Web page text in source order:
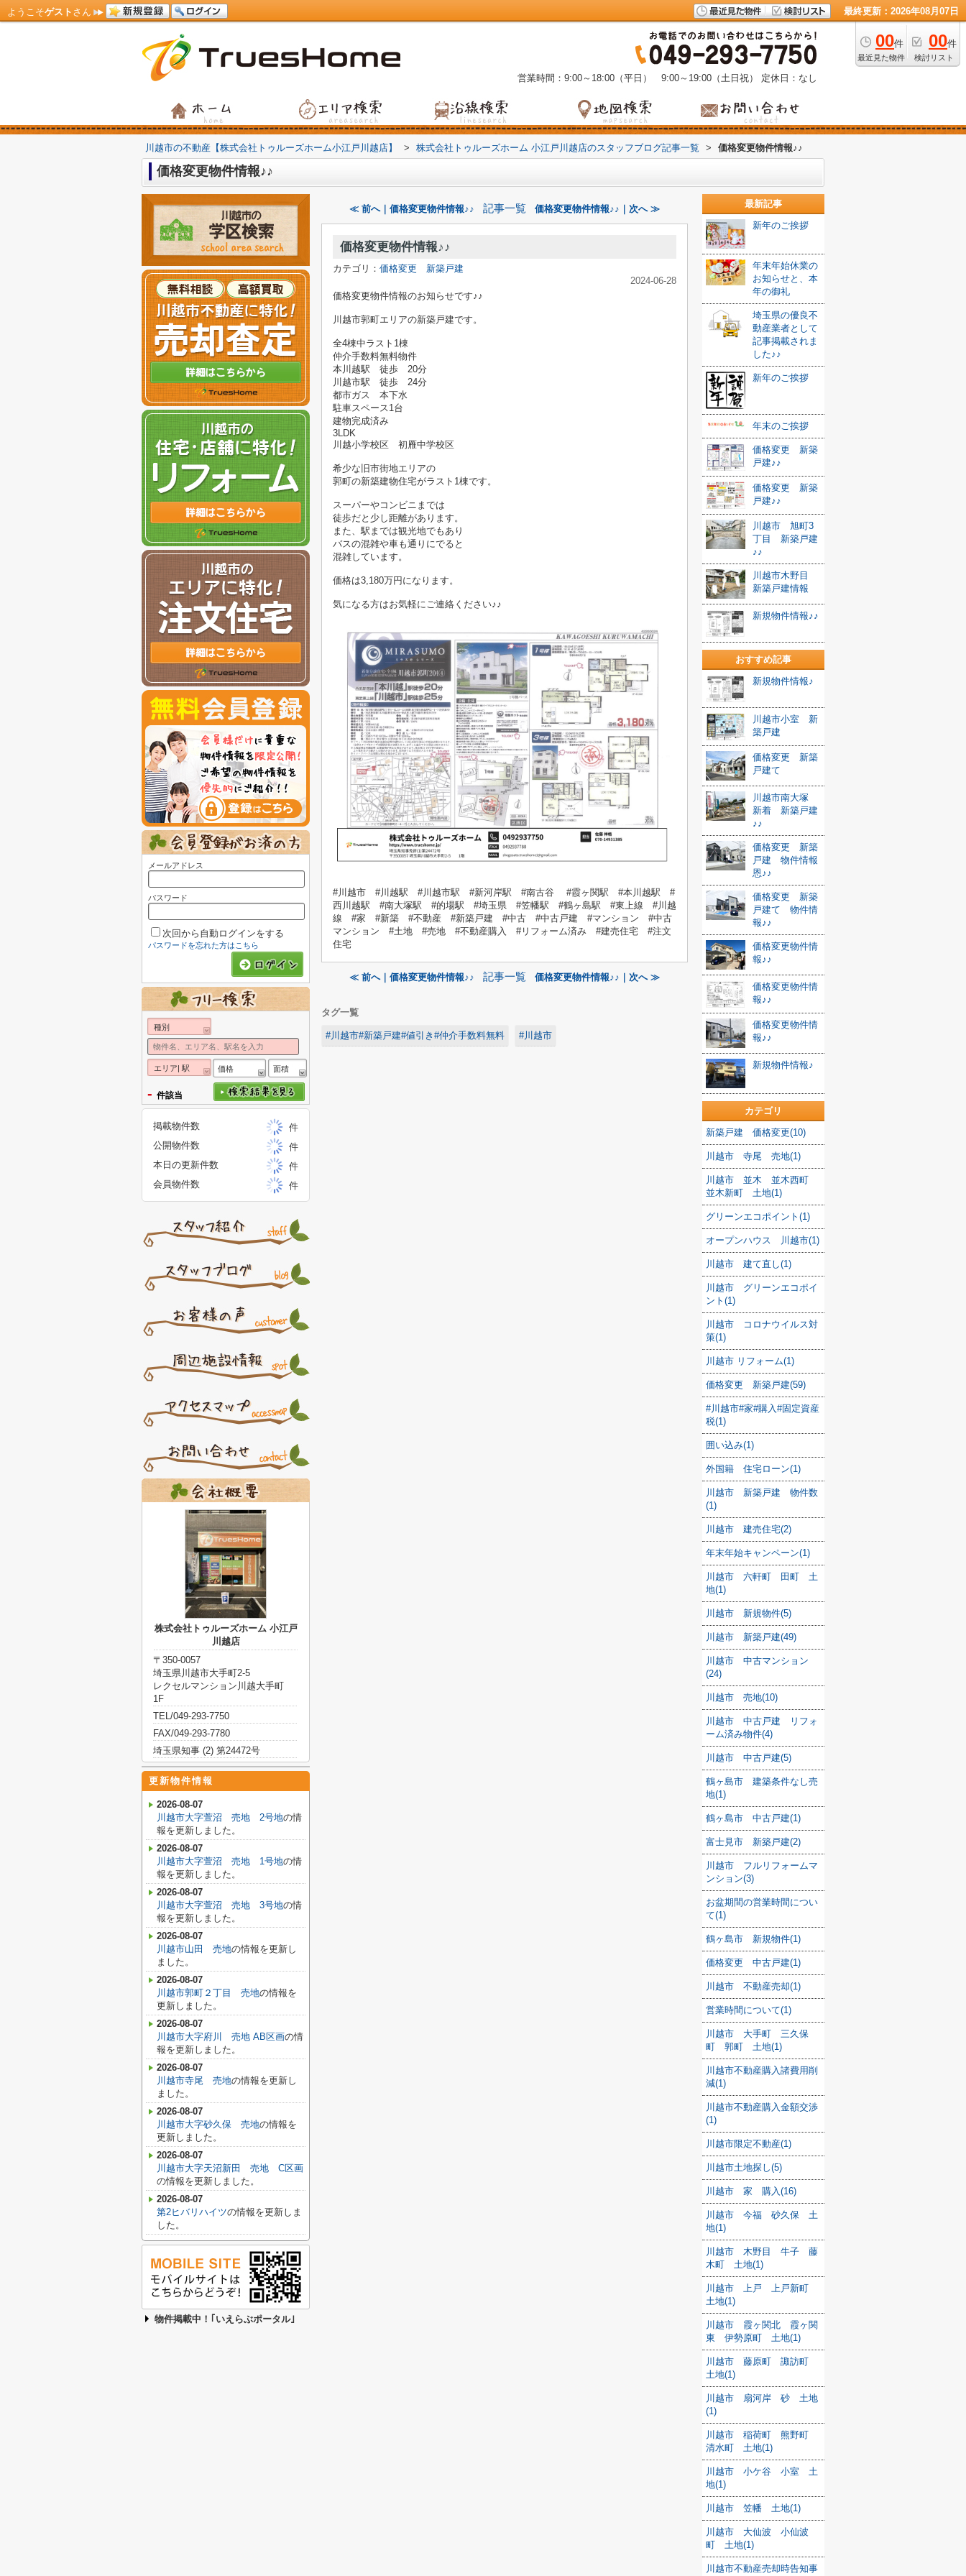
ようこそゲスト さん 最終更新：2026年08月07日
00件
最近見た物件
00件
検討リスト
営業時間：9:00～18:00（平日） 9:00～19:00（土日祝） 定休日：なし
川越市の不動産【株式会社トゥルーズホーム小江戸川越店】 > 株式会社トゥルーズホーム 小江戸川越店のスタッフブログ記事一覧 > 価格変更物件情報♪♪
価格変更物件情報♪♪
≪ 前へ｜価格変更物件情報♪♪ 記事一覧 価格変更物件情報♪♪｜次へ ≫
価格変更物件情報♪♪
カテゴリ： 価格変更 新築戸建
2024-06-28
価格変更物件情報のお知らせです♪♪
川越市郭町エリアの新築戸建です。
全4棟中ラスト1棟
仲介手数料無料物件
本川越駅 徒歩 20分
川越市駅 徒歩 24分
都市ガス 本下水
駐車スペース1台
建物完成済み
3LDK
川越小学校区 初雁中学校区
希少な旧市街地エリアの
郭町の新築建物住宅がラスト1棟です。
スーパーやコンビニまでは
徒歩だと少し距離があります。
また、駅までは観光地でもあり
バスの混雑や車も通りにでると
混雑しています。
価格は3,180万円になります。
気になる方はお気軽にご連絡ください♪♪
#川越市 #川越駅 #川越市駅 #新河岸駅 #南古谷 #霞ヶ関駅 #本川越駅 #
西川越駅 #南大塚駅 #的場駅 #埼玉県 #笠幡駅 #鶴ヶ島駅 #東上線 #川越
線 #家 #新築 #不動産 #新築戸建 #中古 #中古戸建 #マンション #中古
マンション #土地 #売地 #不動産購入 #リフォーム済み #建売住宅 #注文
住宅
≪ 前へ｜価格変更物件情報♪♪ 記事一覧 価格変更物件情報♪♪｜次へ ≫
タグ一覧
#川越市#新築戸建#値引き#仲介手数料無料 #川越市
最新記事
新年のご挨拶
年末年始休業の
お知らせと、本
年の御礼
埼玉県の優良不
動産業者として
記事掲載されま
した♪♪
新年のご挨拶
年末のご挨拶
価格変更 新築
戸建♪♪
価格変更 新築
戸建♪♪
川越市 旭町3
丁目 新築戸建
♪♪
川越市木野目
新築戸建情報
新規物件情報♪♪
おすすめ記事
新規物件情報♪
川越市小室 新
築戸建
価格変更 新築
戸建て
川越市南大塚
新着 新築戸建
♪♪
価格変更 新築
戸建 物件情報
恩♪♪
価格変更 新築
戸建て 物件情
報♪♪
価格変更物件情
報♪♪
価格変更物件情
報♪♪
価格変更物件情
報♪♪
新規物件情報♪
カテゴリ
新築戸建 価格変更(10)
川越市 寺尾 売地(1)
川越市 並木 並木西町
並木新町 土地(1)
グリーンエコポイント(1)
オープンハウス 川越市(1)
川越市 建て直し(1)
川越市 グリーンエコポイ
ント(1)
川越市 コロナウイルス対
策(1)
川越市 リフォーム(1)
価格変更 新築戸建(59)
#川越市#家#購入#固定資産
税(1)
囲い込み(1)
外国籍 住宅ローン(1)
川越市 新築戸建 物件数
(1)
川越市 建売住宅(2)
年末年始キャンペーン(1)
川越市 六軒町 田町 土
地(1)
川越市 新規物件(5)
川越市 新築戸建(49)
川越市 中古マンション
(24)
川越市 売地(10)
川越市 中古戸建 リフォ
ーム済み物件(4)
川越市 中古戸建(5)
鶴ヶ島市 建築条件なし売
地(1)
鶴ヶ島市 中古戸建(1)
富士見市 新築戸建(2)
川越市 フルリフォームマ
ンション(3)
お盆期間の営業時間につい
て(1)
鶴ヶ島市 新規物件(1)
価格変更 中古戸建(1)
川越市 不動産売却(1)
営業時間について(1)
川越市 大手町 三久保
町 郭町 土地(1)
川越市不動産購入諸費用削
減(1)
川越市不動産購入金額交渉
(1)
川越市限定不動産(1)
川越市土地探し(5)
川越市 家 購入(16)
川越市 今福 砂久保 土
地(1)
川越市 木野目 牛子 藤
木町 土地(1)
川越市 上戸 上戸新町
土地(1)
川越市 霞ヶ関北 霞ヶ関
東 伊勢原町 土地(1)
川越市 藤原町 諏訪町
土地(1)
川越市 扇河岸 砂 土地
(1)
川越市 稲荷町 熊野町
清水町 土地(1)
川越市 小ケ谷 小室 土
地(1)
川越市 笠幡 土地(1)
川越市 大仙波 小仙波
町 土地(1)
川越市不動産売却時告知事
メールアドレス
パスワード
次回から自動ログインをする
パスワードを忘れた方はこちら
種別
エリア| 駅 価格 面積
- 件該当
掲載物件数
件
公開物件数
件
本日の更新件数
件
会員物件数
件
株式会社トゥルーズホーム 小江戸
川越店
〒350-0057
埼玉県川越市大手町2-5
レクセルマンション川越大手町
1F
TEL/049-293-7750
FAX/049-293-7780
埼玉県知事 (2) 第24472号
更新物件情報
2026-08-07
川越市大字萱沼 売地 2号地の情
報を更新しました。
2026-08-07
川越市大字萱沼 売地 1号地の情
報を更新しました。
2026-08-07
川越市大字萱沼 売地 3号地の情
報を更新しました。
2026-08-07
川越市山田 売地の情報を更新し
ました。
2026-08-07
川越市郭町２丁目 売地の情報を
更新しました。
2026-08-07
川越市大字府川 売地 AB区画の情
報を更新しました。
2026-08-07
川越市寺尾 売地の情報を更新し
ました。
2026-08-07
川越市大字砂久保 売地の情報を
更新しました。
2026-08-07
川越市大字天沼新田 売地 C区画
の情報を更新しました。
2026-08-07
第2ヒバリハイツの情報を更新しま
した。
物件掲載中！｢いえらぶポータル｣